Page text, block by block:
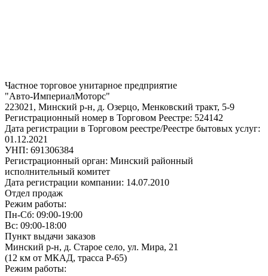
Частное торговое унитарное предприятие
"Авто-ИмпериалМоторс"
223021, Минский р-н, д. Озерцо, Менковский тракт, 5-9
Регистрационный номер в Торговом Реестре: 524142
Дата регистрации в Торговом реестре/Реестре бытовых услуг:
01.12.2021
УНП: 691306384
Регистрационный орган: Минский районный
исполнительный комитет
Дата регистрации компании: 14.07.2010
Отдел продаж
Режим работы:
Пн-Сб: 09:00-19:00
Вс: 09:00-18:00
Пункт выдачи заказов
Минский р-н, д. Старое село, ул. Мира, 21
(12 км от МКАД, трасса P-65)
Режим работы: